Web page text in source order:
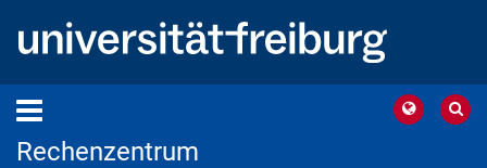
Rechenzentrum